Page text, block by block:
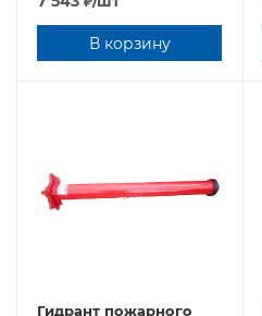
В корзину
Гидрант пожарного